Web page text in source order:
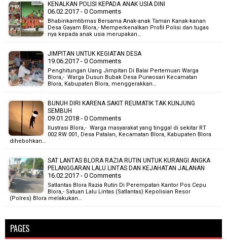
KENALKAN POLISI KEPADA ANAK USIA DINI
06.02.2017 - 0 Comments
Bhabinkamtibmas Bersama Anak-anak Taman Kanak-kanan
Desa Gayam Blora,- Memperkenalkan Profil Polisi dan tugas
nya kepada anak usia merupakan…
JIMPITAN UNTUK KEGIATAN DESA
19.06.2017 - 0 Comments
Penghitungan Uang Jimpitan Di Balai Pertemuan Warga
Blora,- Warga Dusun Bubak Desa Purwosari Kecamatan
Blora, Kabupaten Blora, menggerakkan…
BUNUH DIRI KARENA SAKIT REUMATIK TAK KUNJUNG
SEMBUH
09.01.2018 - 0 Comments
Ilustrasi Blora,- Warga masyarakat yang tinggal di sekitar RT
002 RW 001, Desa Patalan, Kecamatan Blora, Kabupaten Blora
dihebohkan…
SAT LANTAS BLORA RAZIA RUTIN UNTUK KURANGI ANGKA
PELANGGARAN LALU LINTAS DAN KEJAHATAN JALANAN
16.02.2017 - 0 Comments
Satlantas Blora Razia Rutin Di Perempatan Kantor Pos Cepu
Blora,- Satuan Lalu Lintas (Satlantas) Kepolisian Resor
(Polres) Blora melakukan…
PAGES